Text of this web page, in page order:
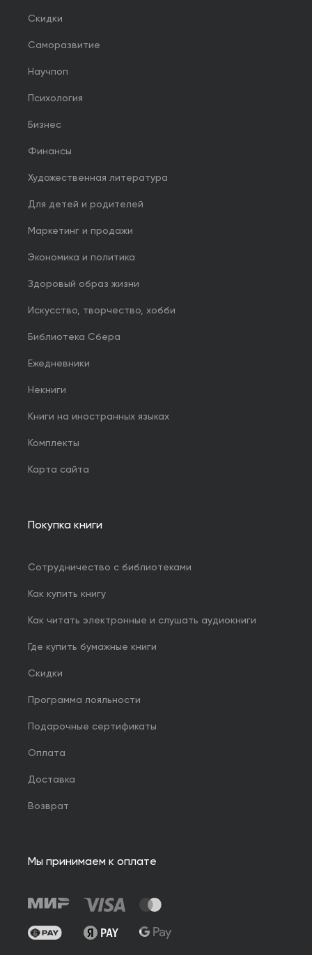
Скидки
Саморазвитие
Научпоп
Психология
Бизнес
Финансы
Художественная литература
Для детей и родителей
Маркетинг и продажи
Экономика и политика
Здоровый образ жизни
Искусство, творчество, хобби
Библиотека Сбера
Ежедневники
Некниги
Книги на иностранных языках
Комплекты
Карта сайта
Покупка книги
Сотрудничество с библиотеками
Как купить книгу
Как читать электронные и слушать аудиокниги
Где купить бумажные книги
Скидки
Программа лояльности
Подарочные сертификаты
Оплата
Доставка
Возврат
Мы принимаем к оплате